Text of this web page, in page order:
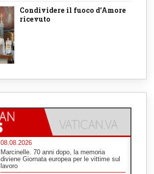
Condividere il fuoco d’Amore
ricevuto
08.08.2026
Marcinelle. 70 anni dopo, la memoria
diviene Giornata europea per le vittime sul
lavoro